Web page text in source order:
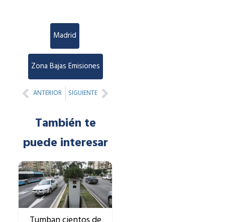
Madrid
Zona Bajas Emisiones
Prev
ANTERIOR SIGUIENTENext
También te
puede interesar